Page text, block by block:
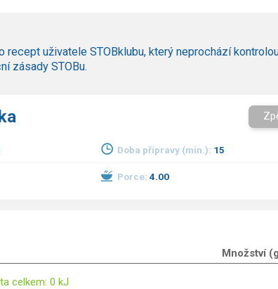
recept uživatele STOBklubu, který neprochází
zásady STOBu.
Doba přípravy (min.): 15
Porce: 4.00
Množství
celkem: 0 kJ